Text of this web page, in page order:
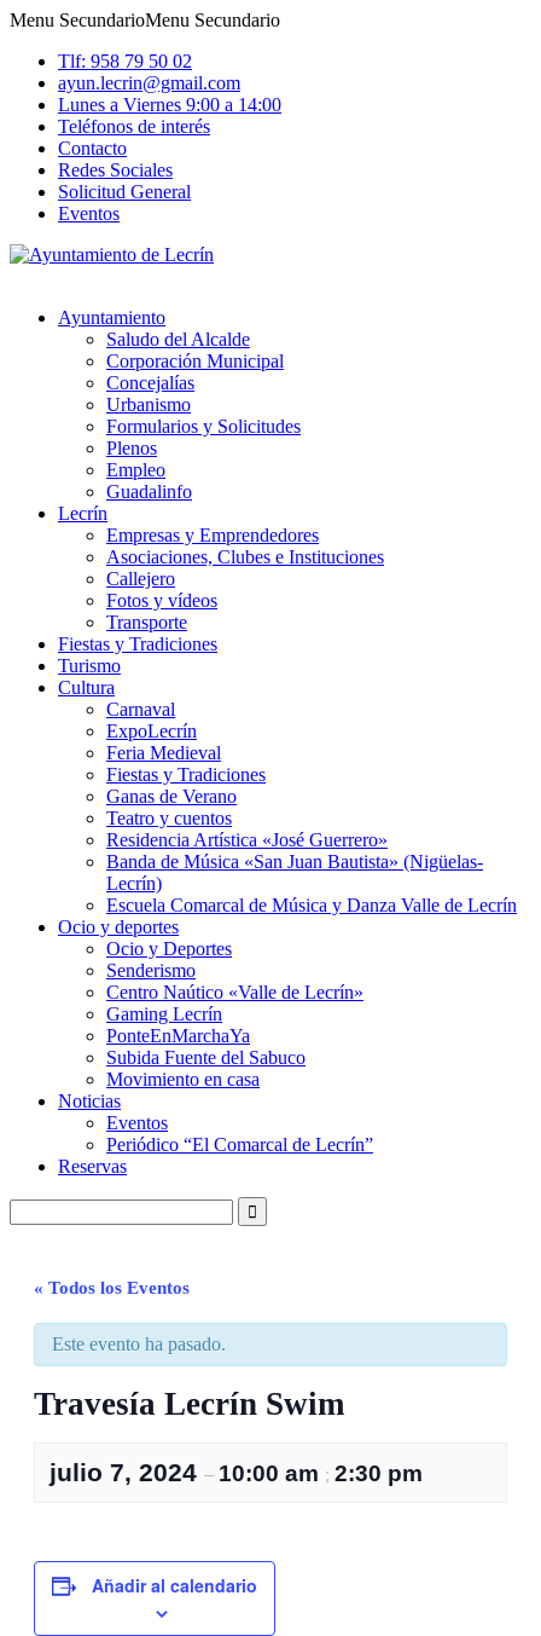
Menu SecundarioMenu Secundario
Tlf: 958 79 50 02
ayun.lecrin@gmail.com
Lunes a Viernes 9:00 a 14:00
Teléfonos de interés
Contacto
Redes Sociales
Solicitud General
Eventos
Ayuntamiento
Saludo del Alcalde
Corporación Municipal
Concejalías
Urbanismo
Formularios y Solicitudes
Plenos
Empleo
Guadalinfo
Lecrín
Empresas y Emprendedores
Asociaciones, Clubes e Instituciones
Callejero
Fotos y vídeos
Transporte
Fiestas y Tradiciones
Turismo
Cultura
Carnaval
ExpoLecrín
Feria Medieval
Fiestas y Tradiciones
Ganas de Verano
Teatro y cuentos
Residencia Artística «José Guerrero»
Banda de Música «San Juan Bautista» (Nigüelas-
Lecrín)
Escuela Comarcal de Música y Danza Valle de Lecrín
Ocio y deportes
Ocio y Deportes
Senderismo
Centro Naútico «Valle de Lecrín»
Gaming Lecrín
PonteEnMarchaYa
Subida Fuente del Sabuco
Movimiento en casa
Noticias
Eventos
Periódico “El Comarcal de Lecrín”
Reservas
« Todos los Eventos
Este evento ha pasado.
Travesía Lecrín Swim
julio 7, 2024 – 10:00 am ; 2:30 pm
Añadir al calendario